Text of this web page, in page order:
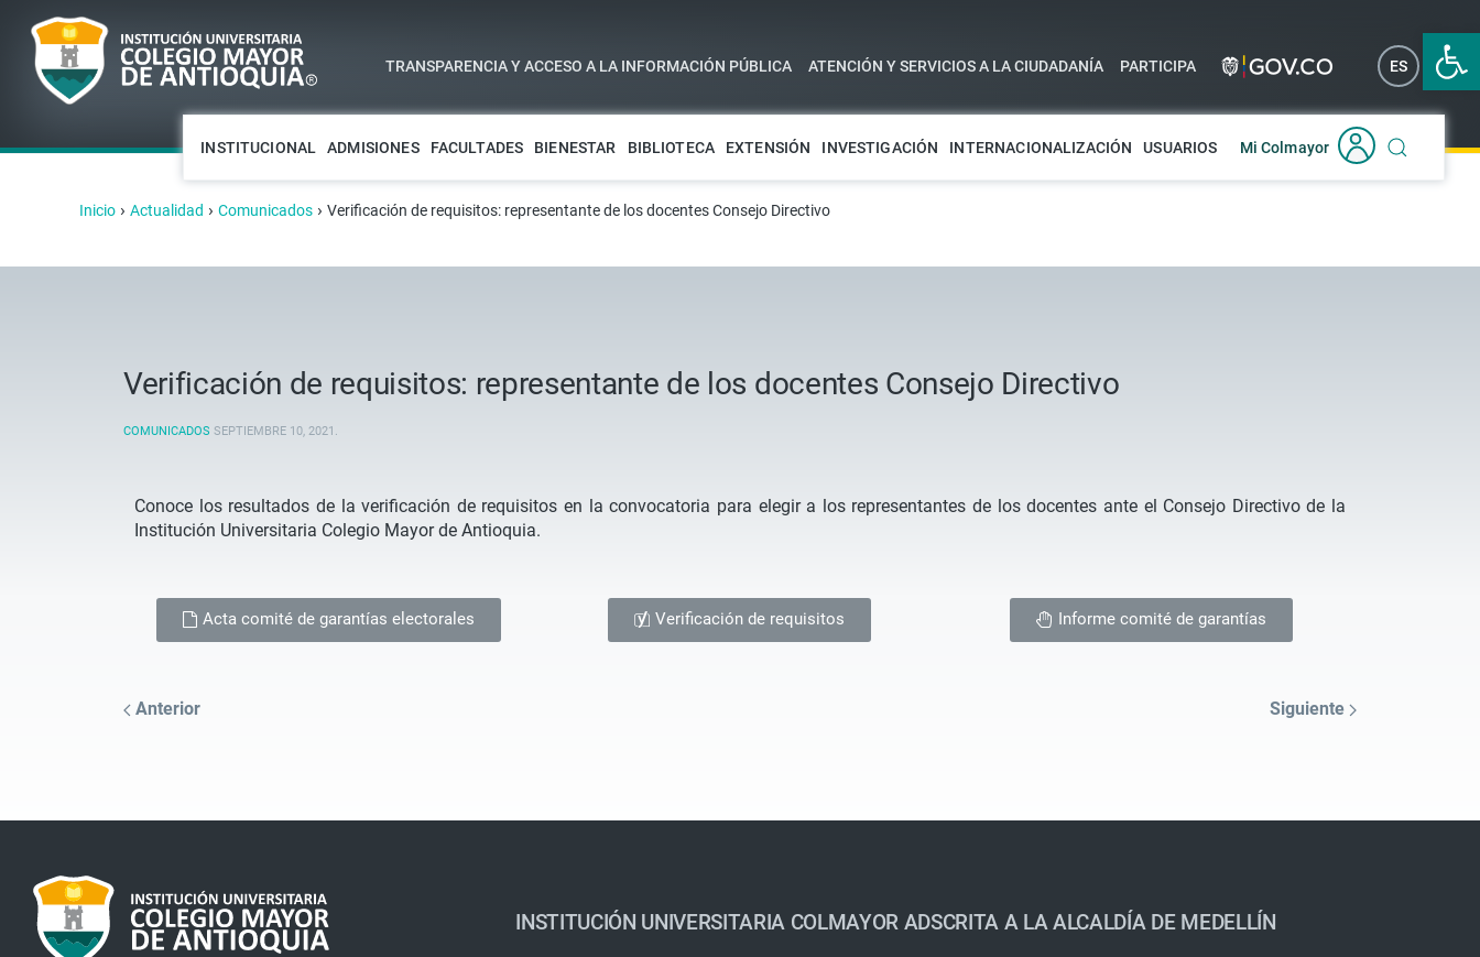
Abrir
TRANSPARENCIA Y ACCESO A LA INFORMACIÓN PÚBLICA ATENCIÓN Y SERVICIOS A LA CIUDADANÍA PARTICIPA ES EN
INSTITUCIONAL ADMISIONES FACULTADES BIENESTAR BIBLIOTECA EXTENSIÓN INVESTIGACIÓN INTERNACIONALIZACIÓN USUARIOS Mi Colmayor
Inicio › Actualidad › Comunicados › Verificación de requisitos: representante de los docentes Consejo Directivo
Verificación de requisitos: representante de los docentes Consejo Directivo
COMUNICADOS SEPTIEMBRE 10, 2021 .
Conoce los resultados de la verificación de requisitos en la convocatoria para elegir a los representantes de los docentes ante el Consejo Directivo de la
Institución Universitaria Colegio Mayor de Antioquia.
Acta comité de garantías electorales Verificación de requisitos Informe comité de garantías
Anterior Siguiente
INSTITUCIÓN UNIVERSITARIA COLMAYOR ADSCRITA A LA ALCALDÍA DE MEDELLÍN